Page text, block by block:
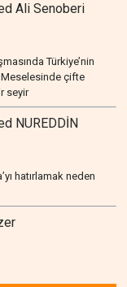
Ali Senoberi
Türkiye’nin
çifte
seyir
NUREDDİN
hatırlamak neden